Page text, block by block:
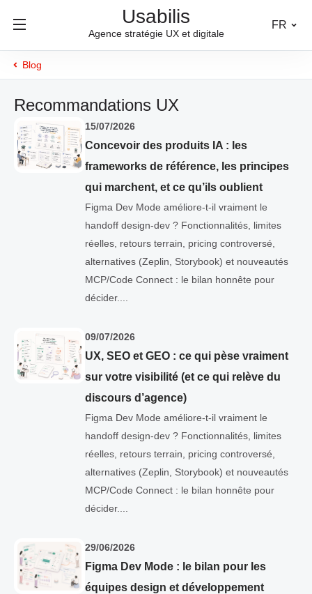
Usabilis
Agence stratégie UX et digitale
FR
Blog
Recommandations UX
15/07/2026
Concevoir des produits IA : les
frameworks de référence, les principes
qui marchent, et ce qu’ils oublient
Figma Dev Mode améliore-t-il vraiment le
handoff design-dev ? Fonctionnalités, limites
réelles, retours terrain, pricing controversé,
alternatives (Zeplin, Storybook) et nouveautés
MCP/Code Connect : le bilan honnête pour
décider....
09/07/2026
UX, SEO et GEO : ce qui pèse vraiment
sur votre visibilité (et ce qui relève du
discours d’agence)
Figma Dev Mode améliore-t-il vraiment le
handoff design-dev ? Fonctionnalités, limites
réelles, retours terrain, pricing controversé,
alternatives (Zeplin, Storybook) et nouveautés
MCP/Code Connect : le bilan honnête pour
décider....
29/06/2026
Figma Dev Mode : le bilan pour les
équipes design et développement